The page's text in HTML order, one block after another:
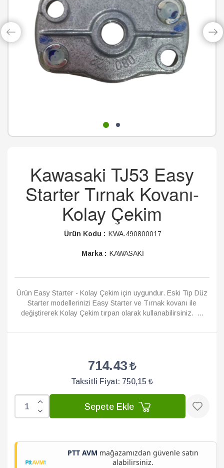
Kawasaki TJ53 Easy
Starter Tırnak Kovanı-
Kolay Çekim
Ürün Kodu : KWA.490800017
Marka : KAWASAKİ
Ürün Easy Starter - Kolay Çekim için uygundur. Eski Tip Düz
Starter modellerinizi Easy Starter ve Tırnak kovanı ile
değiştirerek Kolay Çekim tırpan olarak kullanabilirsiniz. ...
714.43
Taksitli Fiyat: 750,15 ₺
Sepete Ekle
PTT AVM mağazamızdan güvenle satın
alabilirsiniz.